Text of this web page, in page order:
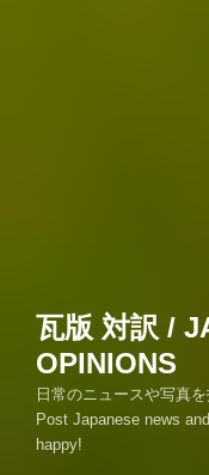
瓦版 対訳 /
OPINIONS
日常のニュースや写真
Post Japanese news
happy!